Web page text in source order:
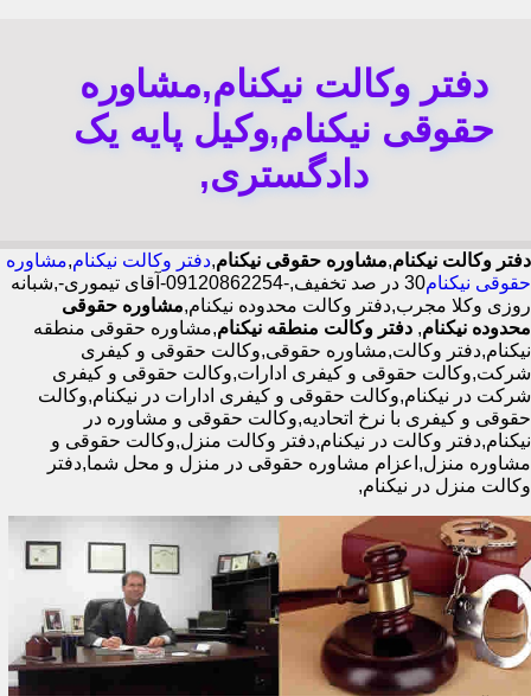
دفتر وکالت نیکنام,مشاوره
حقوقی نیکنام,وکیل پایه یک
دادگستری,
دفتر وکالت نیکنام,مشاوره حقوقی نیکنام,دفتر وکالت نیکنام,مشاوره
حقوقی نیکنام
30 در صد تخفیف,-09120862254-آقای تیموری-,شبانه
روزی وکلا مجرب,دفتر وکالت محدوده نیکنام,مشاوره حقوقی
محدوده نیکنام, دفتر وکالت منطقه نیکنام,مشاوره حقوقی منطقه
نیکنام,دفتر وکالت,مشاوره حقوقی,وکالت حقوقی و کیفری
شرکت,وکالت حقوقی و کیفری ادارات,وکالت حقوقی و کیفری
شرکت در نیکنام,وکالت حقوقی و کیفری ادارات در نیکنام,وکالت
حقوقی و کیفری با نرخ اتحادیه,وکالت حقوقی و مشاوره در
نیکنام,دفتر وکالت در نیکنام,دفتر وکالت منزل,وکالت حقوقی و
مشاوره منزل,اعزام مشاوره حقوقی در منزل و محل شما,دفتر
وکالت منزل در نیکنام,